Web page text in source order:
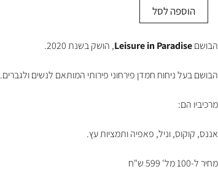
לְעִוְורִים
בְּתוֹכְנַת
Control-
לִפְתִיחַת
נְגִישׁוּת.
Leisureהוספה לסל
הבושםLeisure in Paradise, הושק בשנת 2020.
הבושם בעל ניחוח חמדן פירחוני פירותי המותאם לנשים ולגברים.
מרכיביו הם:
אננס, קוקוס, וניל, פאפיה ותמציות עץ.
מחיר ל-100 מל' 599 ש"ח